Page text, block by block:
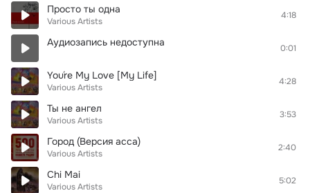
Просто ты одна
Various Artists
4:18
Аудиозапись недоступна 0:01
You´re My Love [My Life]
Various Artists
4:28
Ты не ангел
Various Artists
3:53
Город (Версия асса)
Various Artists
2:40
Chi Mai
Various Artists
5:02